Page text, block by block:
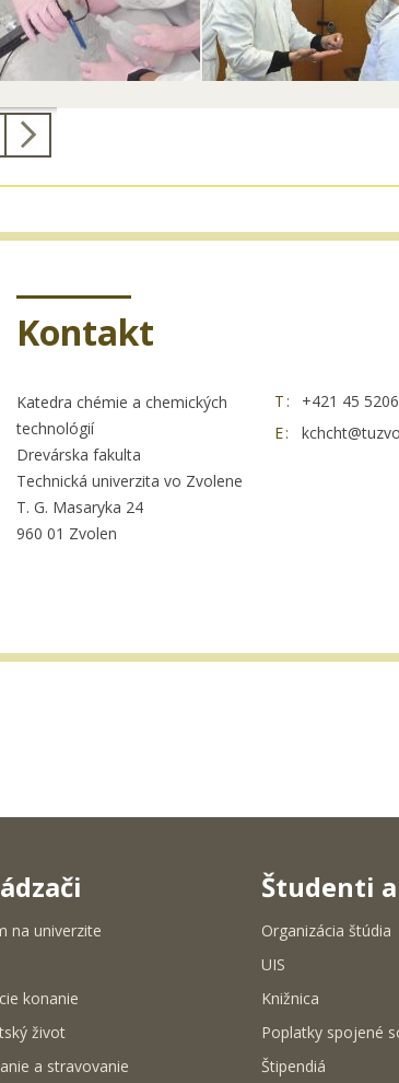
Kontakt
Katedra chémie a chemických
technológií
Drevárska fakulta
Technická univerzita vo Zvolene
T. G. Masaryka 24
960 01 Zvolen
T:
+421 45
E:
na univerzite
konanie
život
a stravovanie
Študenti
Organizácia štúdia
UIS
Knižnica
Poplatky spojené
Štipendiá